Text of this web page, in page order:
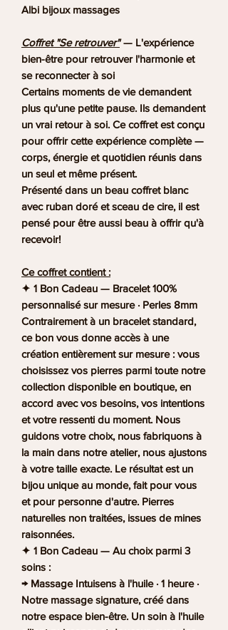
Albi bijoux massages
Coffret "Se retrouver"— L'expérience
bien-être pour retrouver l'harmonie et
se reconnecter à soi
Certains moments de vie demandent
plus qu'une petite pause. Ils demandent
un vrai retour à soi. Ce coffret est conçu
pour offrir cette expérience complète —
corps, énergie et quotidien réunis dans
un seul et même présent.
Présenté dans un beau coffret blanc
avec ruban doré et sceau de cire, il est
pensé pour être aussi beau à offrir qu'à
recevoir!
Ce coffret contient :
✦ 1 Bon Cadeau — Bracelet 100%
personnalisé sur mesure · Perles 8mm
Contrairement à un bracelet standard,
ce bon vous donne accès à une
création entièrement sur mesure : vous
choisissez vos pierres parmi toute notre
collection disponible en boutique, en
accord avec vos besoins, vos intentions
et votre ressenti du moment. Nous
guidons votre choix, nous fabriquons à
la main dans notre atelier, nous ajustons
à votre taille exacte. Le résultat est un
bijou unique au monde, fait pour vous
et pour personne d'autre. Pierres
naturelles non traitées, issues de mines
raisonnées.
✦ 1 Bon Cadeau — Au choix parmi 3
soins :
→ Massage Intuisens à l'huile · 1 heure ·
Notre massage signature, créé dans
notre espace bien-être. Un soin à l'huile